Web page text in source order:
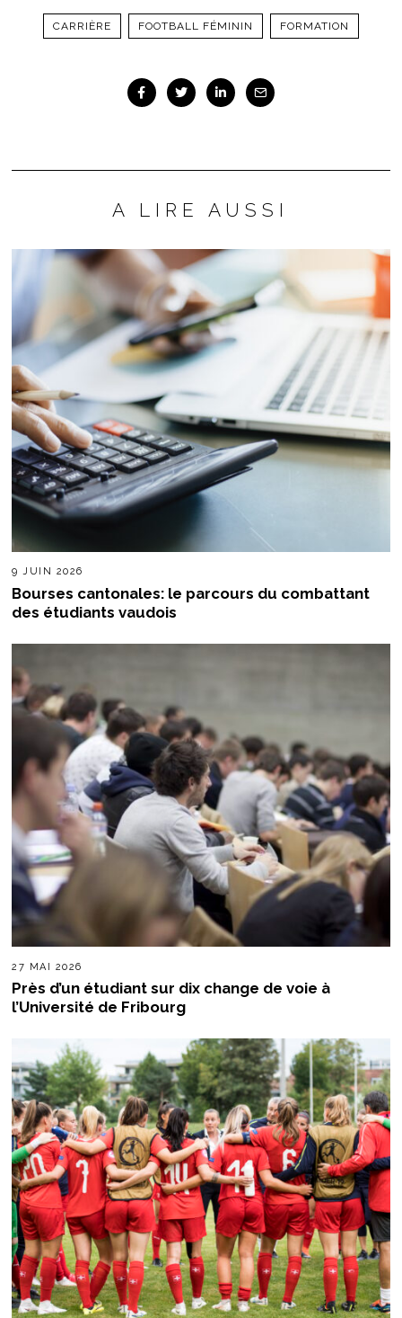
CARRIÈRE FOOTBALL FÉMININ FORMATION
A LIRE AUSSI
9 JUIN 2026
Bourses cantonales: le parcours du combattant
des étudiants vaudois
27 MAI 2026
Près d’un étudiant sur dix change de voie à
l’Université de Fribourg